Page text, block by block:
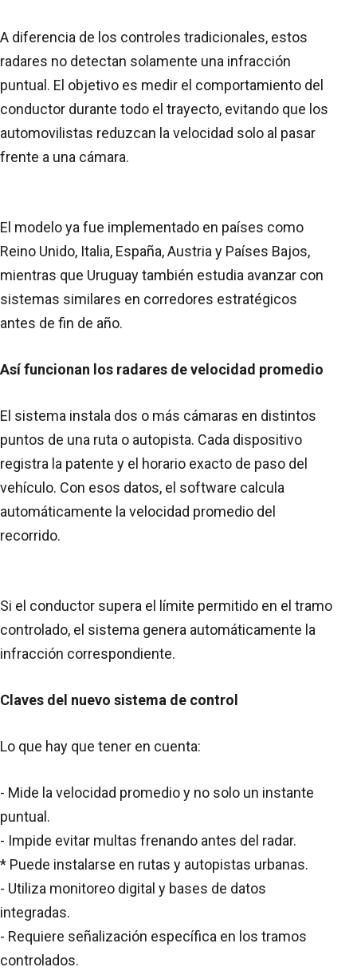
A diferencia de los controles tradicionales, estos
radares no detectan solamente una infracción
puntual. El objetivo es medir el comportamiento del
conductor durante todo el trayecto, evitando que los
automovilistas reduzcan la velocidad solo al pasar
frente a una cámara.
El modelo ya fue implementado en países como
Reino Unido, Italia, España, Austria y Países Bajos,
mientras que Uruguay también estudia avanzar con
sistemas similares en corredores estratégicos
antes de fin de año.
Así funcionan los radares de velocidad promedio
El sistema instala dos o más cámaras en distintos
puntos de una ruta o autopista. Cada dispositivo
registra la patente y el horario exacto de paso del
vehículo. Con esos datos, el software calcula
automáticamente la velocidad promedio del
recorrido.
Si el conductor supera el límite permitido en el tramo
controlado, el sistema genera automáticamente la
infracción correspondiente.
Claves del nuevo sistema de control
Lo que hay que tener en cuenta:
- Mide la velocidad promedio y no solo un instante
puntual.
- Impide evitar multas frenando antes del radar.
* Puede instalarse en rutas y autopistas urbanas.
- Utiliza monitoreo digital y bases de datos
integradas.
- Requiere señalización específica en los tramos
controlados.